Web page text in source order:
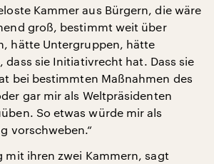
Kammer aus Bürgern, die wäre
groß, bestimmt weit über
hätte Untergruppen, hätte
dass sie Initiativrecht hat. Dass sie
bei bestimmten Maßnahmen des
gar mir als Weltpräsidenten
So etwas würde mir als
vorschweben.“
mit ihren zwei Kammern, sagt